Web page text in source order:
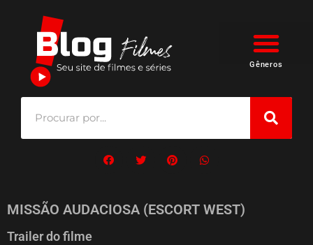
Gêneros
MISSÃO AUDACIOSA (ESCORT WEST)
Trailer do filme